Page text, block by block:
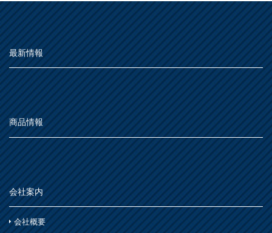
個人情報について PRIVACY POLICY
オンラインショップ ONLINE SHOP
その他
仕様
木部
鉄部・プラスチック製品
屋根
トタン屋根
セメント・ベスト瓦屋根
木部
プラスチック製品
外壁・塀
コンクリート壁・リシン壁・サイディング壁・ブロック壁
屋内
その他
浴室
石材・タイル
ステンレス
室内壁・天井
ビニール壁紙・石膏ボード
砂壁・繊維壁
コンクリート・モルタル壁
木部
浴室
種類別
うすめ液
その他
下地処理・塗装関連・その他
水性多用途
室内壁・浴室
鉄部・木部・アルミ(油性)
さび止め
用語集
あ
か
さ
た
な
シーン別
雨天
木に塗る
最新情報
商品情報
会社案内
会社概要